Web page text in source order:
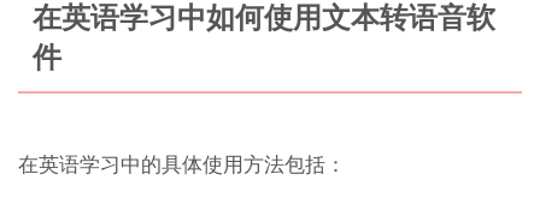
在英语学习中如何使用文本转语音软
件
在英语学习中的具体使用方法包括：